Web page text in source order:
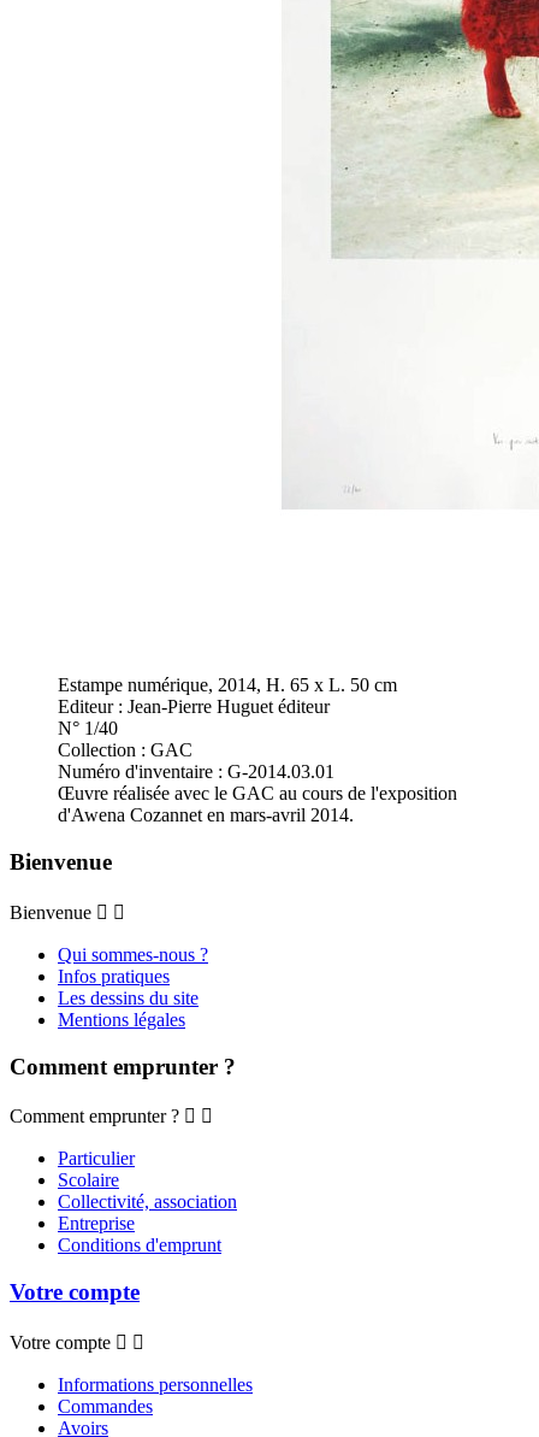
Estampe numérique, 2014, H. 65 x L. 50 cm
Editeur : Jean-Pierre Huguet éditeur
N° 1/40
Collection : GAC
Numéro d'inventaire : G-2014.03.01
Œuvre réalisée avec le GAC au cours de l'exposition
d'Awena Cozannet en mars-avril 2014.
Bienvenue
Bienvenue  
Qui sommes-nous ?
Infos pratiques
Les dessins du site
Mentions légales
Comment emprunter ?
Comment emprunter ?  
Particulier
Scolaire
Collectivité, association
Entreprise
Conditions d'emprunt
Votre compte
Votre compte  
Informations personnelles
Commandes
Avoirs